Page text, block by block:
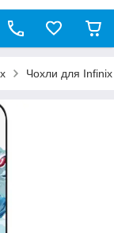
Чохли для